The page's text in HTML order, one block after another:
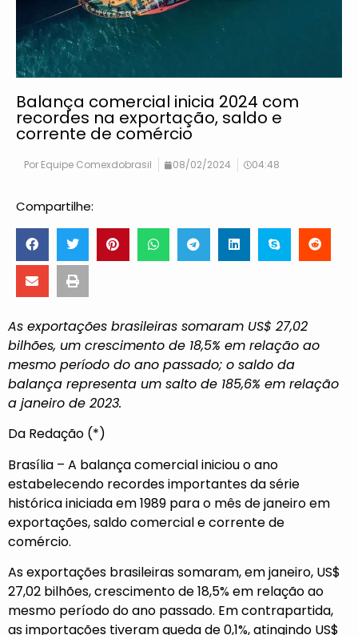
Balança comercial inicia 2024 com
recordes na exportação, saldo e
corrente de comércio
Por Equipe Comexdobrasil 08/02/2024 04:48
Compartilhe:
As exportações brasileiras somaram US$ 27,02
bilhões, um crescimento de 18,5% em relação ao
mesmo período do ano passado; o saldo da
balança representa um salto de 185,6% em relação
a janeiro de 2023.
Da Redação (*)
Brasília – A balança comercial iniciou o ano
estabelecendo recordes importantes da série
histórica iniciada em 1989 para o mês de janeiro em
exportações, saldo comercial e corrente de
comércio.
As exportações brasileiras somaram, em janeiro, US$
27,02 bilhões, crescimento de 18,5% em relação ao
mesmo período do ano passado. Em contrapartida,
as importações tiveram queda de 0,1%, atingindo US$